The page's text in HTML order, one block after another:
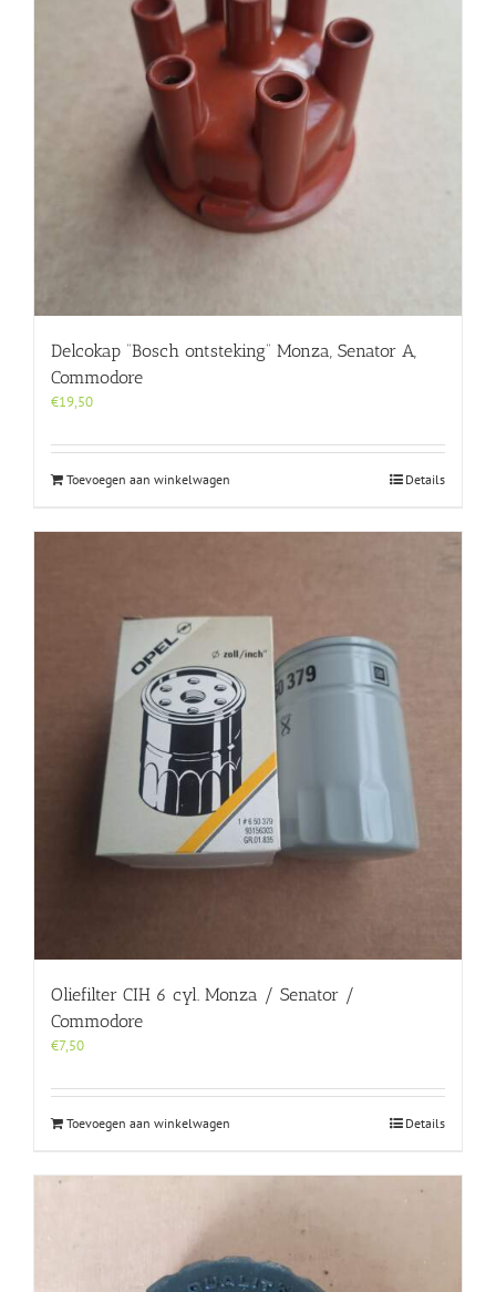
Delcokap “Bosch ontsteking” Monza, Senator A,
Commodore
€19,50
Toevoegen aan winkelwagen Details
Oliefilter CIH 6 cyl. Monza / Senator /
Commodore
€7,50
Toevoegen aan winkelwagen Details